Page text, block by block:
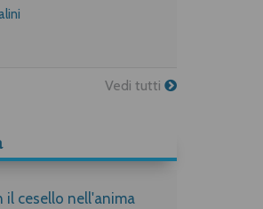
Vedi tutti
il cesello nell'anima